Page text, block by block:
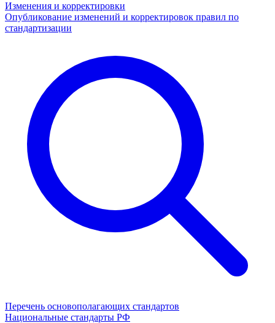
Изменения и корректировки
Опубликование изменений и корректировок правил по
стандартизации
Перечень основополагающих стандартов
Национальные стандарты РФ